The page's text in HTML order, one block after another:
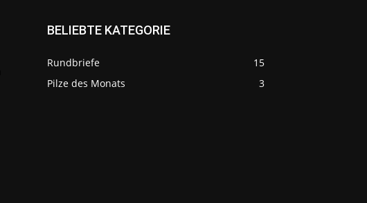
BELIEBTE KATEGORIE
Rundbriefe
15
Pilze des Monats
3